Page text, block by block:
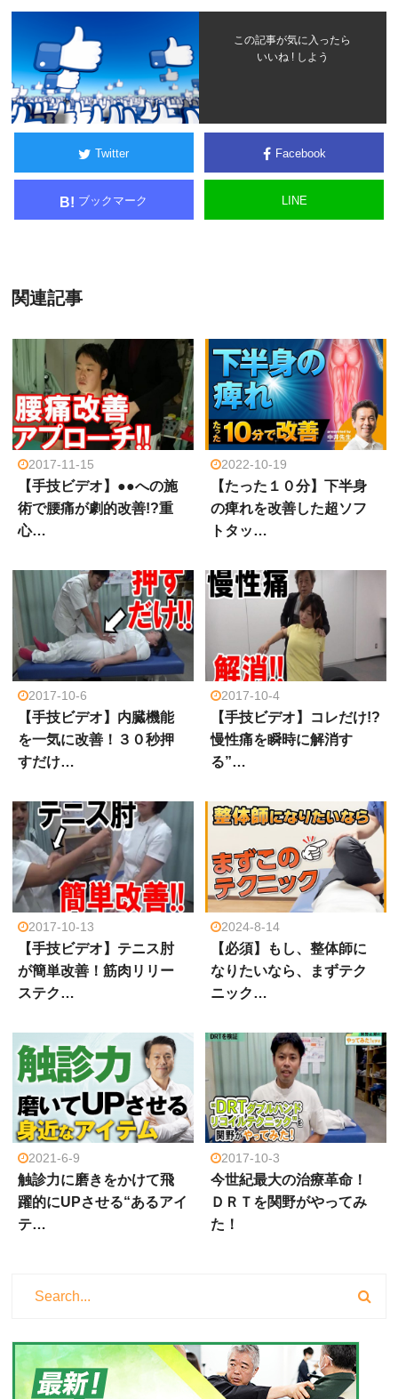
この記事が気に入ったら
いいね ! しよう
Twitter Facebook
B! ブックマーク LINE
関連記事
2017-11-15
【手技ビデオ】●●への施
術で腰痛が劇的改善!?重
心…
2022-10-19
【たった１０分】下半身
の痺れを改善した超ソフ
トタッ…
2017-10-6
【手技ビデオ】内臓機能
を一気に改善！３０秒押
すだけ…
2017-10-4
【手技ビデオ】コレだけ!?
慢性痛を瞬時に解消す
る”…
2017-10-13
【手技ビデオ】テニス肘
が簡単改善！筋肉リリー
ステク…
2024-8-14
【必須】もし、整体師に
なりたいなら、まずテク
ニック…
2021-6-9
触診力に磨きをかけて飛
躍的にUPさせる“あるアイ
テ…
2017-10-3
今世紀最大の治療革命！
ＤＲＴを関野がやってみ
た！